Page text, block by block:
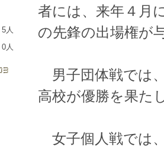
5人
0人
者には、 来年４月
の先鋒の出場権が
男子団体戦では
高校が優勝を果た
女子個人戦では